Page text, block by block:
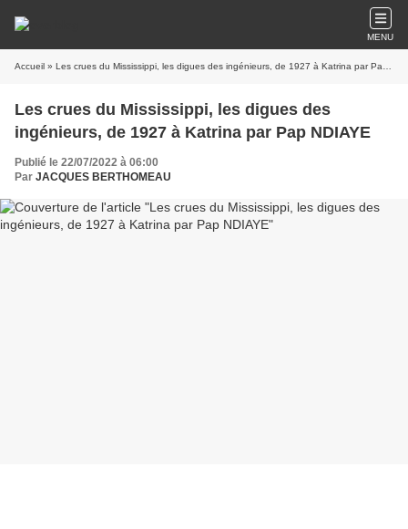
MENU
Accueil » Les crues du Mississippi, les digues des ingénieurs, de 1927 à Katrina par Pap NDIAYE
Les crues du Mississippi, les digues des
ingénieurs, de 1927 à Katrina par Pap NDIAYE
Publié le 22/07/2022 à 06:00
Par JACQUES BERTHOMEAU